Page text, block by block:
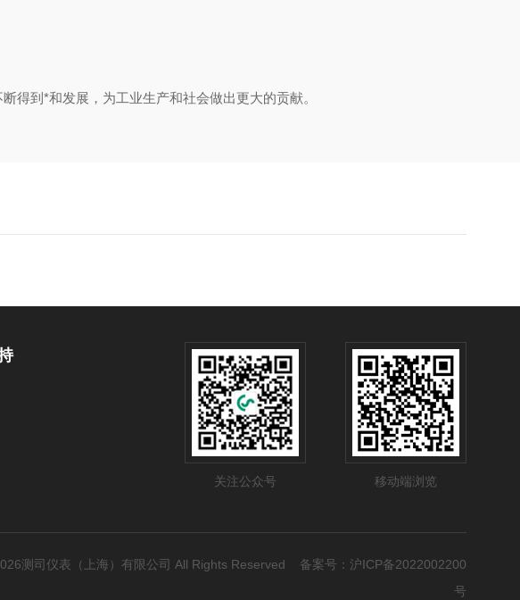
到*和发展，为工业生产和社会做出更大的贡献。
关注公众号 移动端浏览
测司仪表（上海）有限公司 All Rights Reserved 备案号： 沪ICP备2022002200
号